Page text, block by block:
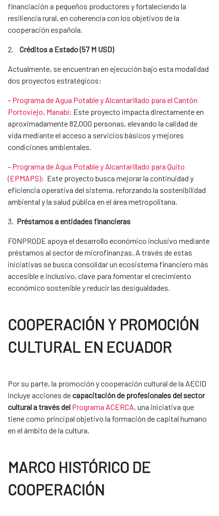
financiación a pequeños productores y fortaleciendo la
resiliencia rural, en coherencia con los objetivos de la
cooperación española.
2. Créditos a Estado (57 M USD)
Actualmente, se encuentran en ejecución bajo esta modalidad
dos proyectos estratégicos:
- Programa de Agua Potable y Alcantarillado para el Cantón
Portoviejo, Manabí: Este proyecto impacta directamente en
aproximadamente 82.000 personas, elevando la calidad de
vida mediante el acceso a servicios básicos y mejores
condiciones ambientales.
- Programa de Agua Potable y Alcantarillado para Quito
(EPMAPS): Este proyecto busca mejorar la continuidad y
eficiencia operativa del sistema, reforzando la sostenibilidad
ambiental y la salud pública en el área metropolitana.
3. Préstamos a entidades financieras
FONPRODE apoya el desarrollo económico inclusivo mediante
préstamos al sector de microfinanzas. A través de estas
iniciativas se busca consolidar un ecosistema financiero más
accesible e inclusivo, clave para fomentar el crecimiento
económico sostenible y reducir las desigualdades.
COOPERACIÓN Y PROMOCIÓN
CULTURAL EN ECUADOR
Por su parte, la promoción y cooperación cultural de la AECID
incluye acciones decapacitación de profesionales del sector
cultural a través del Programa ACERCA, una iniciativa que
tiene como principal objetivo la formación de capital humano
en el ámbito de la cultura.
MARCO HISTÓRICO DE
COOPERACIÓN